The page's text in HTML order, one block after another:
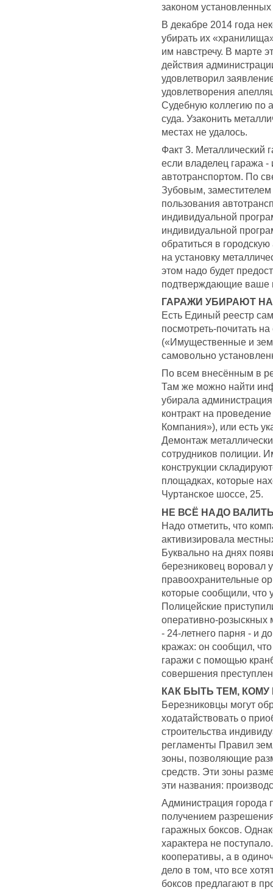
законом
В декабре 2014 года
убирать их
им навстречу. В марте
действия
удовлетворил
удовлетворения
Судебную коллегию по
суда. Узаконить
местах не удалось.
Факт 3. Металлический
если владелец гаража
автотранспортом. По
Зубовым, заместителем
пользования
индивидуальной
индивидуальной
обратиться в
на установку
этом надо будет
подтверждающие ваше
ГАРАЖИ УБИРАЮТ
Есть Единый реестр
посмотреть-почитать
(«Имущественные и
самовольно
По всем внесённым в
Там же можно найти
убирала
контракт на
Компания»), или есть
Демонтаж
сотрудников полиции.
конструкции
площадках, которые
Чуртанское шоссе, 25.
НЕ ВСЁ НАДО
Надо отметить, что
активизировала
Буквально на днях
березниковец воровал
правоохранительные
которые сообщили, что
Полицейские
оперативно-розыскных
- 24-летнего парня - и
кражах: он сообщил,
гаражи с помощью
совершения
КАК БЫТЬ ТЕМ,
Березниковцы могут
ходатайствовать о
строительства
регламенты Правил
зоны, позволяющие
средств. Эти зоны
эти названия:
Администрация города
получением
гаражных боксов.
характера не
кооперативы, а в
дело в том, что все
боксов предлагают в